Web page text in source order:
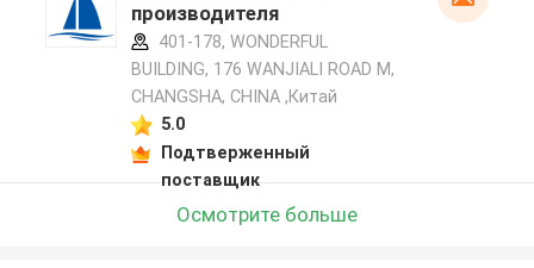
производителя
401-178, WONDERFUL
BUILDING, 176 WANJIALI ROAD M,
CHANGSHA, CHINA ,Китай
5.0
Подтверженный
поставщик
Осмотрите больше